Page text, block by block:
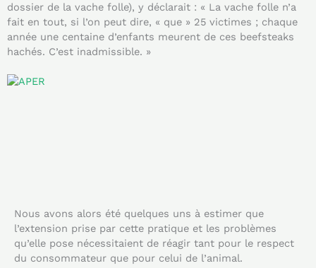
dossier de la vache folle), y déclarait : « La vache folle n’a
fait en tout, si l’on peut dire, « que » 25 victimes ; chaque
année une centaine d’enfants meurent de ces beefsteaks
hachés. C’est inadmissible. »
Nous avons alors été quelques uns à estimer que
l’extension prise par cette pratique et les problèmes
qu’elle pose nécessitaient de réagir tant pour le respect
du consommateur que pour celui de l’animal.